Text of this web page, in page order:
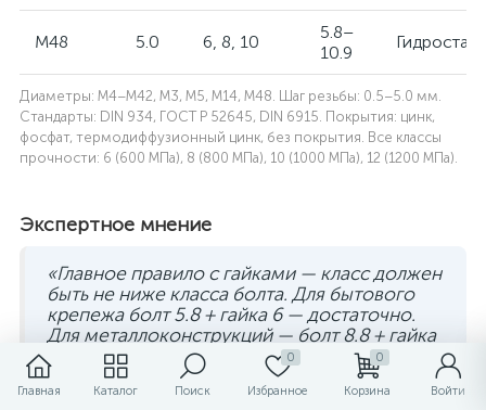
Главная Каталог Поиск
0
Избранное
0
Корзина Войти
M48 5.0 6, 8, 10
5.8–
10.9
Диаметры: M4–M42, M3, M5, M14, M48. Шаг резьбы: 0.5–5.0 мм.
Стандарты: DIN 934, ГОСТ Р 52645, DIN 6915. Покрытия: цинк,
фосфат, термодиффузионный цинк, без покрытия. Все классы
прочности: 6 (600 МПа), 8 (800 МПа), 10 (1000 МПа), 12 (1200 МПа).
Экспертное мнение
«Главное правило с гайками — класс должен
быть не ниже класса болта. Для бытового
крепежа болт 5.8 + гайка 6 — достаточно.
Для металлоконструкций — болт 8.8 + гайка
8. На болт 10.9 ставлю гайку 10, на 12.9 —
гайку 12. Гайка-шестёрка на высокопрочном
болте — это слабое звено. Класс 12 — для